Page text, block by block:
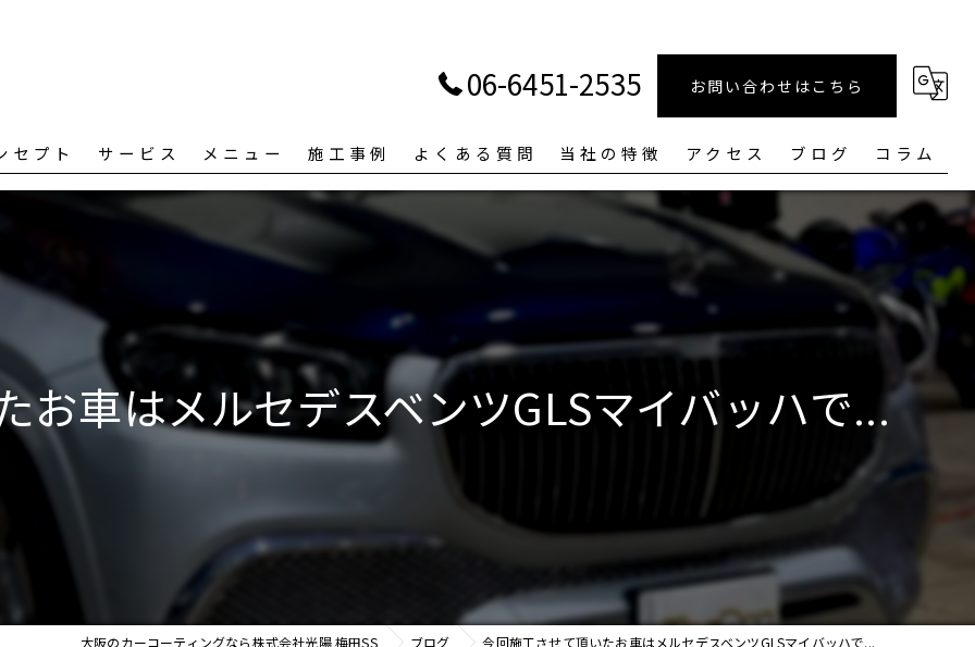
06-6451-2535 お問い合わせはこちら
セプト サービス メニュー 施工事例 よくある質問 当社の特徴
ルームクリーニング
車検
アクセス ブログ コラム
お車はメルセデスベンツGLSマイバッハで...
大阪のカーコーティングなら株式会社光陽 梅田SS ブログ 今回施工させて頂いたお車はメルセデスベンツGLSマイバッハで...